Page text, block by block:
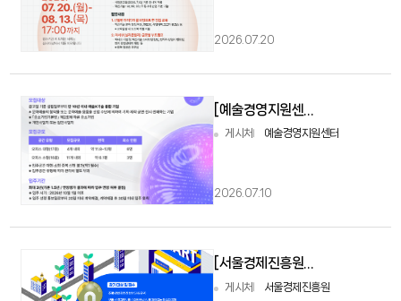
2026.07.20
게시처 예술경영지원센터
2026.07.10
게시처 서울경제진흥원